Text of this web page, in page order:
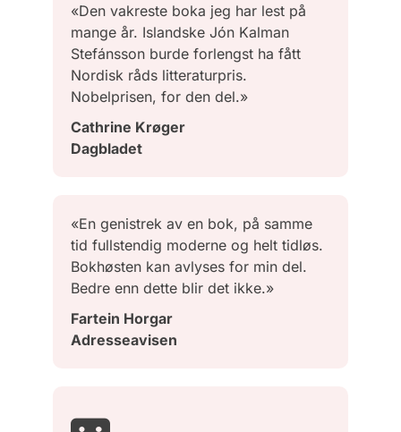
«Den vakreste boka jeg har lest på
mange år. Islandske Jón Kalman
Stefánsson burde forlengst ha fått
Nordisk råds litteraturpris.
Nobelprisen, for den del.»
Cathrine Krøger
Dagbladet
«En genistrek av en bok, på samme
tid fullstendig moderne og helt tidløs.
Bokhøsten kan avlyses for min del.
Bedre enn dette blir det ikke.»
Fartein Horgar
Adresseavisen